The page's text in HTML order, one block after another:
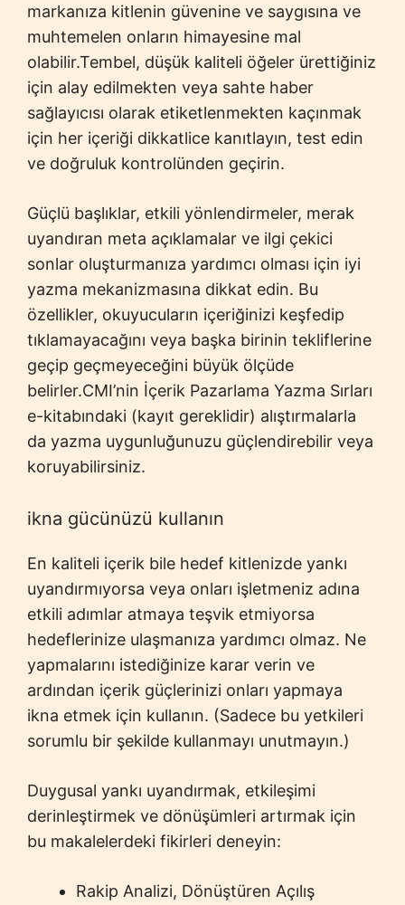
markanıza kitlenin güvenine ve saygısına ve
muhtemelen onların himayesine mal
olabilir.Tembel, düşük kaliteli öğeler ürettiğiniz
için alay edilmekten veya sahte haber
sağlayıcısı olarak etiketlenmekten kaçınmak
için her içeriği dikkatlice kanıtlayın, test edin
ve doğruluk kontrolünden geçirin.
Güçlü başlıklar, etkili yönlendirmeler, merak
uyandıran meta açıklamalar ve ilgi çekici
sonlar oluşturmanıza yardımcı olması için iyi
yazma mekanizmasına dikkat edin. Bu
özellikler, okuyucuların içeriğinizi keşfedip
tıklamayacağını veya başka birinin tekliflerine
geçip geçmeyeceğini büyük ölçüde
belirler.CMI’nin İçerik Pazarlama Yazma Sırları
e-kitabındaki (kayıt gereklidir) alıştırmalarla
da yazma uygunluğunuzu güçlendirebilir veya
koruyabilirsiniz.
ikna gücünüzü kullanın
En kaliteli içerik bile hedef kitlenizde yankı
uyandırmıyorsa veya onları işletmeniz adına
etkili adımlar atmaya teşvik etmiyorsa
hedeflerinize ulaşmanıza yardımcı olmaz. Ne
yapmalarını istediğinize karar verin ve
ardından içerik güçlerinizi onları yapmaya
ikna etmek için kullanın. (Sadece bu yetkileri
sorumlu bir şekilde kullanmayı unutmayın.)
Duygusal yankı uyandırmak, etkileşimi
derinleştirmek ve dönüşümleri artırmak için
bu makalelerdeki fikirleri deneyin:
Rakip Analizi, Dönüştüren Açılış